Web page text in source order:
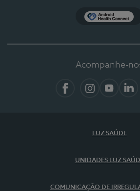
Acompanhe-
LUZ SAÚDE
UNIDADES LUZ
COMUNICAÇÃO DE